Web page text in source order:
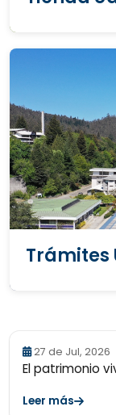
Trámites
27 de Jul, 2026
El patrimonio
Leer más